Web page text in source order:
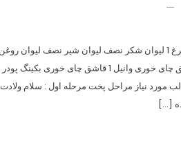
کیک آجیلی مواد لازم 3 عدد تخم مرغ 1 لیوان شکر نصف لیوان شیر نصف لیوان
مورد نیاز مراحل پخت مرحله اول : سلام ولادت
[…]